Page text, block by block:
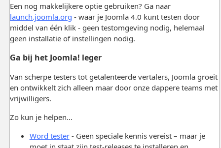
Een nog makkelijkere optie gebruiken? Ga naar
launch.joomla.org - waar je Joomla 4.0 kunt testen door
middel van één klik - geen testomgeving nodig, helemaal
geen installatie of instellingen nodig.
Ga bij het Joomla! leger
Van scherpe testers tot getalenteerde vertalers, Joomla groeit
en ontwikkelt zich alleen maar door onze dappere teams met
vrijwilligers.
Zo kun je helpen…
Word tester- Geen speciale kennis vereist – maar je